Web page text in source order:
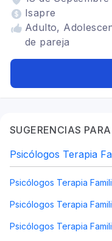
Isapre
Adulto,
de pareja
SUGERENCIAS
Psicólogos Terapia
Psicólogos Terapia
Psicólogos Terapia
Psicólogos Terapia